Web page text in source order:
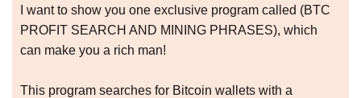
I want to show you one exclusive program called (BTC
PROFIT SEARCH AND MINING PHRASES), which
can make you a rich man!
This program searches for Bitcoin wallets with a